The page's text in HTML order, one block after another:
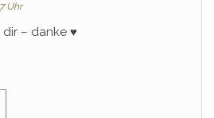
Uhr
– danke ♥